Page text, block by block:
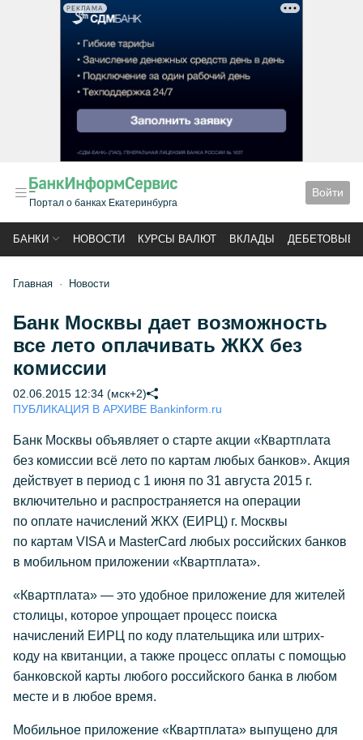
РЕКЛАМА
Портал о банках Екатеринбурга
Войти
БАНКИ НОВОСТИ КУРСЫ ВАЛЮТ ВКЛАДЫ ДЕБЕТОВЫЕ
Главная Новости
Банк Москвы дает возможность
все лето оплачивать ЖКХ без
комиссии
02.06.2015 12:34 (мск+2)
ПУБЛИКАЦИЯ В АРХИВЕ Bankinform.ru
Банк Москвы объявляет о старте акции «Квартплата
без комиссии всё лето по картам любых банков». Акция
действует в период с 1 июня по 31 августа 2015 г.
включительно и распространяется на операции
по оплате начислений ЖКХ (ЕИРЦ) г. Москвы
по картам VISA и MasterCard любых российских банков
в мобильном приложении «Квартплата».
«Квартплата» — это удобное приложение для жителей
столицы, которое упрощает процесс поиска
начислений ЕИРЦ по коду плательщика или штрих-
коду на квитанции, а также процесс оплаты с помощью
банковской карты любого российского банка в любом
месте и в любое время.
Мобильное приложение «Квартплата» выпущено для